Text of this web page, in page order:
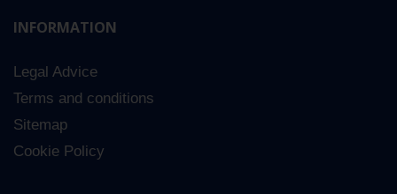
INFORMATION
Legal Advice
Terms and conditions
Sitemap
Cookie Policy